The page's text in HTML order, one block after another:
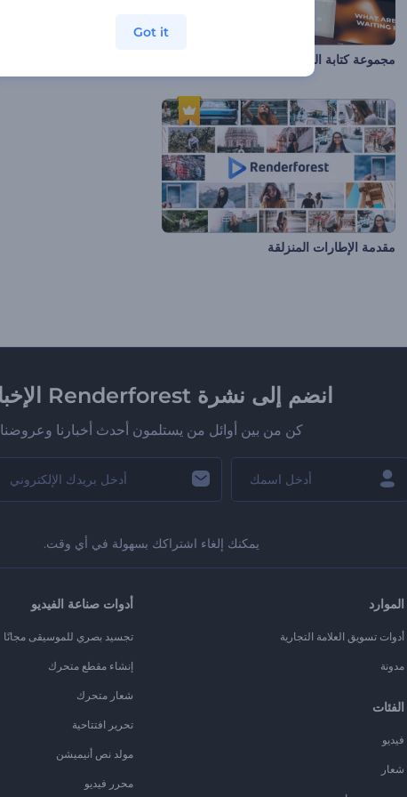
مجموعة كتابة الخط المتحركة
مقدمة الإطارات المنزلقة
انضم إلى نشرة Renderforest الإخبارية
كن من بين أوائل من يستلمون أحدث أخبارنا وعروضنا
يمكنك إلغاء اشتراكك بسهولة في أي وقت.
الموارد
أدوات تسويق العلامة التجارية
مدونة
الفئات
فيديو
شعار
أدوات صناعة الفيديو
تجسيد بصري للموسيقى مجانًا
إنشاء مقطع متحرك
شعار متحرك
تحرير افتتاحية
مولد نص أنيميشن
محرر فيديو
Got it